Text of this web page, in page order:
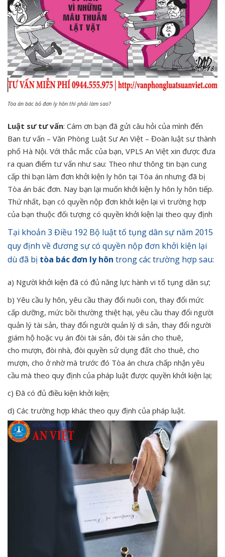
Tòa án bác bỏ đơn ly hôn thì phải làm sao?
Luật sư tư vấn: Cám ơn bạn đã gửi câu hỏi của mình đến
Ban tư vấn – Văn Phòng Luật Sư An Việt – Đoàn luật sư thành
phố Hà Nội. Với thắc mắc của bạn, VPLS An Việt xin được đưa
ra quan điểm tư vấn như sau: Theo như thông tin bạn cung
cấp thì bạn làm đơn khởi kiện ly hôn tại Tòa án nhưng đã bị
Tòa án bác đơn. Nay bạn lại muốn khởi kiện ly hôn ly hôn tiếp.
Thứ nhất, bạn có quyền nộp đơn khởi kiện lại vì trường hợp
của bạn thuộc đối tượng có quyền khởi kiện lại theo quy định
Tại khoản 3 Điều 192 Bộ luật tố tụng dân sự năm 2015
quy định về đương sự có quyền nộp đơn khởi kiện lại
dù đã bị tòa bác đơn ly hôn trong các trường hợp sau:
a) Người khởi kiện đã có đủ năng lực hành vi tố tụng dân sự;
b) Yêu cầu ly hôn, yêu cầu thay đổi nuôi con, thay đổi mức
cấp dưỡng, mức bồi thường thiệt hại, yêu cầu thay đổi người
quản lý tài sản, thay đổi người quản lý di sản, thay đổi người
giám hộ hoặc vụ án đòi tài sản, đòi tài sản cho thuê,
cho mượn, đòi nhà, đòi quyền sử dụng đất cho thuê, cho
mượn, cho ở nhờ mà trước đó Tòa án chưa chấp nhận yêu
cầu mà theo quy định của pháp luật được quyền khởi kiện lại;
c) Đã có đủ điều kiện khởi kiện;
d) Các trường hợp khác theo quy định của pháp luật.